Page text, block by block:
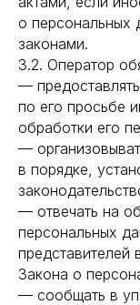
о персональных
законами.
3.2. Оператор
—
по его просьбе
обработки его
—
в порядке,
— отвечать на
персональных
представителей
Закона о
— сообщать в